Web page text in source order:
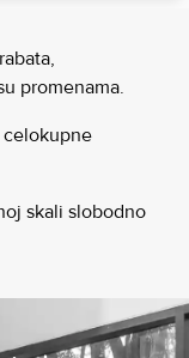
promenama.
celokupne
skali slobodno